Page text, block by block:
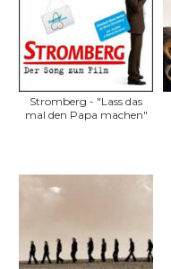
Stromberg - "Lass das
mal den Papa machen"